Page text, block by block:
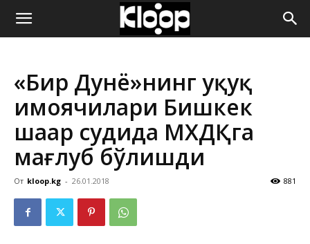
ҚИРҒИЗИСТОН
ЯНГИЛИКЛАРИ
«Бир Дунё»нинг ҳуқуқ
ҳимоячилари Бишкек
шаҳар судида МХДҚга
мағлуб бўлишди
От kloop.kg - 26.01.2018 881